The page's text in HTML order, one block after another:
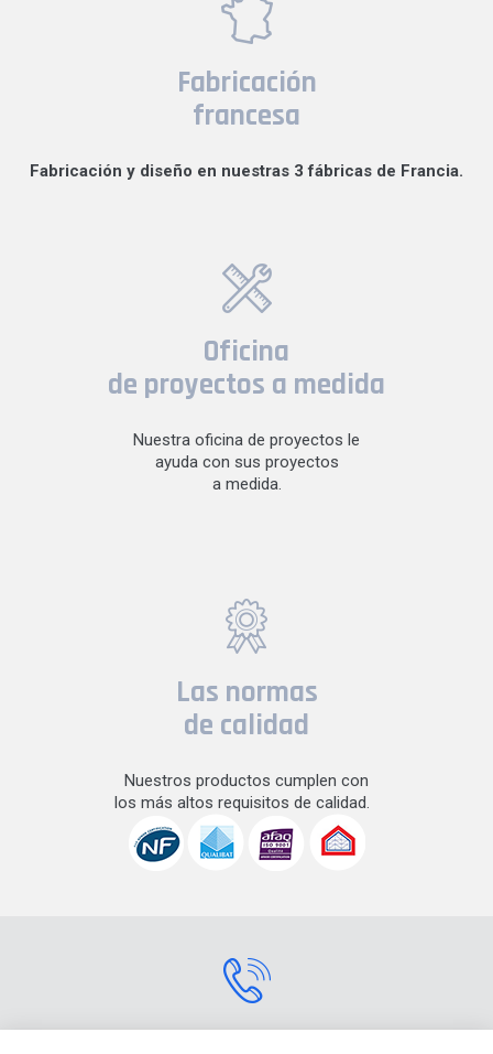
Fabricación
francesa
Fabricación y diseño en nuestras 3 fábricas de Francia.
Oficina
de proyectos a medida
Nuestra oficina de proyectos le
ayuda con sus proyectos
a medida.
Las normas
de calidad
Nuestros productos cumplen con
los más altos requisitos de calidad.